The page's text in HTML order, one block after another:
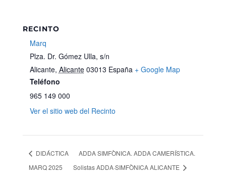
RECINTO
Marq
Plza. Dr. Gómez Ulla, s/n
Alicante, Alicante 03013 España + Google Map
Teléfono
965 149 000
Ver el sitio web del Recinto
DIDÁCTICA
MARQ 2025
ADDA SIMFÒNICA. ADDA CAMERÍSTICA.
Solistas ADDA·SIMFÒNICA ALICANTE